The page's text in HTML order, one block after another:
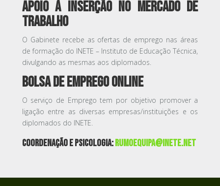
Apoio à inserção no mercado de
trabalho
O Gabinete recebe as ofertas de emprego nas áreas
de formação do INETE – Instituto de Educação Técnica,
divulgando as mesmas aos diplomados.
Bolsa de Emprego online
O serviço de Emprego tem por objetivo promover a
ligação entre as diversas empresas/instituições e os
diplomados do INETE.
Coordenação e Psicologia:rumoequipa@inete.net